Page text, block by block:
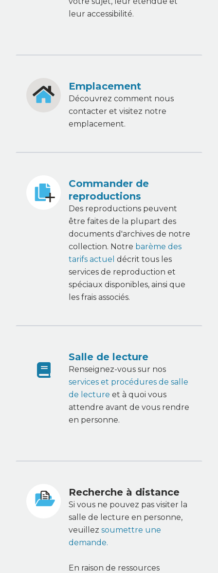
leur accessibilité.
Emplacement
Découvrez comment nous
contacter et visitez notre
emplacement.
Commander de
reproductions
Des reproductions peuvent
être faites de la plupart des
documents d'archives de notre
collection. Notre barème des
tarifs actuel décrit tous les
services de reproduction et
spéciaux disponibles, ainsi que
les frais associés.
Salle de lecture
Renseignez-vous sur nos
services et procédures de salle
de lecture et à quoi vous
attendre avant de vous rendre
en personne.
Recherche à distance
Si vous ne pouvez pas visiter la
salle de lecture en personne,
veuillez soumettre une
demande.
En raison de ressources